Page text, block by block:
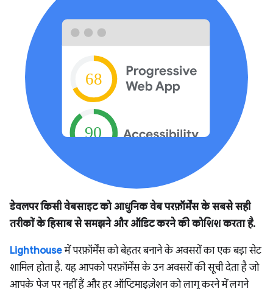
डेवलपर किसी वेबसाइट को आधुनिक वेब परफ़ॉर्मेंस के सबसे सही
तरीकों के हिसाब से समझने और ऑडिट करने की कोशिश करता है.
Lighthouseमें परफ़ॉर्मेंस को बेहतर बनाने के अवसरों का एक बड़ा सेट
शामिल होता है. यह आपको परफ़ॉर्मेंस के उन अवसरों की सूची देता है जो
आपके पेज पर नहीं हैं और हर ऑप्टिमाइज़ेशन को लागू करने में लगने